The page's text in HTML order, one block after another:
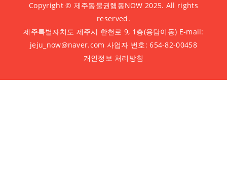
Copyright © 제주동물권행동NOW 2025. All rights
reserved.
제주특별자치도 제주시 한천로 9, 1층(용담이동) E-mail:
jeju_now@naver.com 사업자 번호: 654-82-00458
개인정보 처리방침